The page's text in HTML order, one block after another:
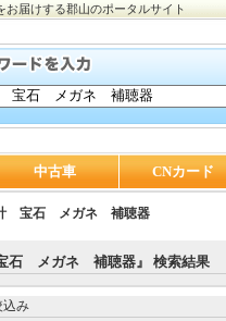
届けする郡山のポータルサイト
中古車 CNカード
宝石 メガネ 補聴器
石 メガネ 補聴器』 検索結果
み